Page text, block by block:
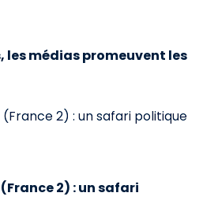
les médias promeuvent les
2) : un safari